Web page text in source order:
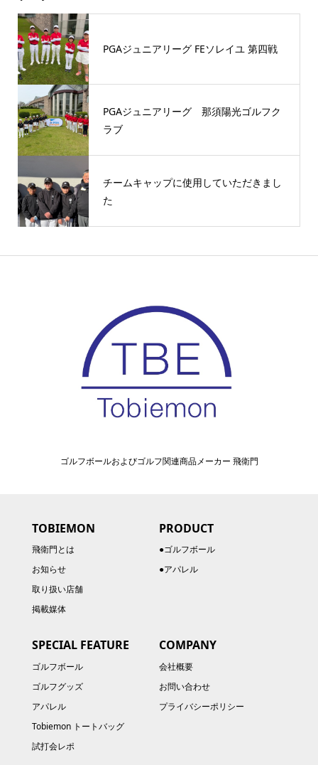
PGAジュニアリーグ FEソレイユ 第四戦
PGAジュニアリーグ 那須陽光ゴルフク
ラブ
チームキャップに使用していただきまし
た
ゴルフボールおよびゴルフ関連商品メーカー 飛衛門
TOBIEMON
飛衛門とは
お知らせ
取り扱い店舗
掲載媒体
PRODUCT
●ゴルフボール
●アパレル
SPECIAL FEATURE
ゴルフボール
ゴルフグッズ
アパレル
Tobiemon トートバッグ
試打会レポ
COMPANY
会社概要
お問い合わせ
プライバシーポリシー